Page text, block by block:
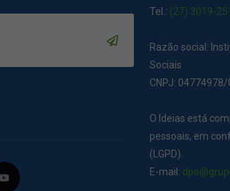
Tel.: (27) 3019-
Razão social:
Sociais
CNPJ: 04774978/
O Ideias está
pessoais, em
(LGPD).
E-mail: